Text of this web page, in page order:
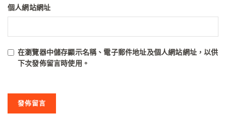
個人網站網址
在瀏覽器中儲存顯示名稱、電子郵件地址及個人網站網址，以供
下次發佈留言時使用。